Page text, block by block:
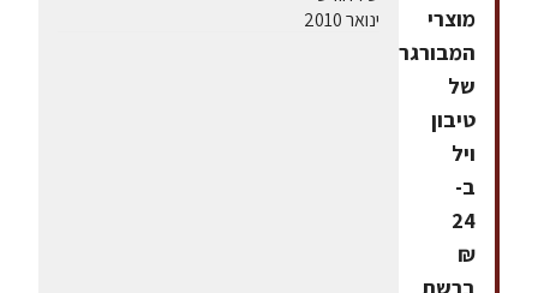
מוצרי
המבורגר
של
טיבון
ויל
ב-
24
₪